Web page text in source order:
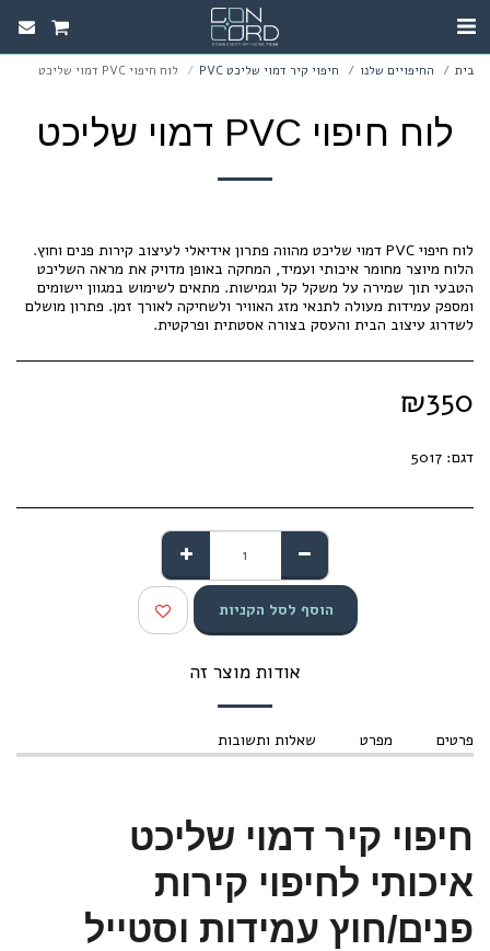
בית החיפויים שלנו חיפוי קיר דמוי שליכט PVC לוח חיפוי PVC דמוי שליכט
לוח חיפוי PVC דמוי שליכט
לוח חיפוי PVC דמוי שליכט מהווה פתרון אידיאלי לעיצוב קירות פנים וחוץ.
הלוח מיוצר מחומר איכותי ועמיד, המחקה באופן מדויק את מראה השליכט
הטבעי תוך שמירה על משקל קל וגמישות. מתאים לשימוש במגוון יישומים
ומספק עמידות מעולה לתנאי מזג האוויר ולשחיקה לאורך זמן. פתרון מושלם
לשדרוג עיצוב הבית והעסק בצורה אסטתית ופרקטית.
₪350
דגם: 5017
הוסף לסל הקניות
אודות מוצר זה
פרטים מפרט שאלות ותשובות
חיפוי קיר דמוי שליכט
איכותי לחיפוי קירות
פנים/חוץ עמידות וסטייל